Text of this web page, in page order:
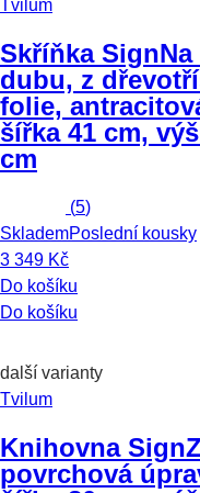
Tvilum
Skříňka Sign
dubu, z
folie,
šířka 41 cm,
cm
(5)
SklademPoslední kousky
3 349 Kč
Do košíku
Do košíku
další varianty
Tvilum
Knihovna Sign
povrchová